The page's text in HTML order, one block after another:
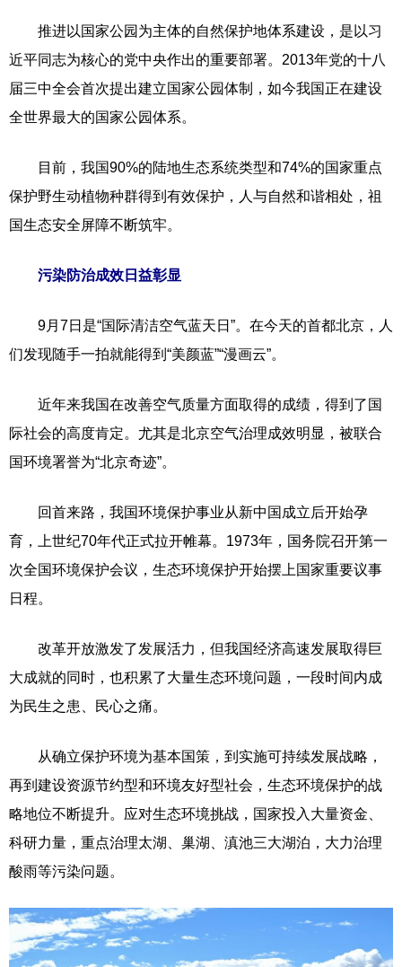
推进以国家公园为主体的自然保护地体系建设，是以习
近平同志为核心的党中央作出的重要部署。2013年党的十八
届三中全会首次提出建立国家公园体制，如今我国正在建设
全世界最大的国家公园体系。
目前，我国90%的陆地生态系统类型和74%的国家重点
保护野生动植物种群得到有效保护，人与自然和谐相处，祖
国生态安全屏障不断筑牢。
污染防治成效日益彰显
9月7日是“国际清洁空气蓝天日”。在今天的首都北京，人
们发现随手一拍就能得到“美颜蓝”“漫画云”。
近年来我国在改善空气质量方面取得的成绩，得到了国
际社会的高度肯定。尤其是北京空气治理成效明显，被联合
国环境署誉为“北京奇迹”。
回首来路，我国环境保护事业从新中国成立后开始孕
育，上世纪70年代正式拉开帷幕。1973年，国务院召开第一
次全国环境保护会议，生态环境保护开始摆上国家重要议事
日程。
改革开放激发了发展活力，但我国经济高速发展取得巨
大成就的同时，也积累了大量生态环境问题，一段时间内成
为民生之患、民心之痛。
从确立保护环境为基本国策，到实施可持续发展战略，
再到建设资源节约型和环境友好型社会，生态环境保护的战
略地位不断提升。应对生态环境挑战，国家投入大量资金、
科研力量，重点治理太湖、巢湖、滇池三大湖泊，大力治理
酸雨等污染问题。